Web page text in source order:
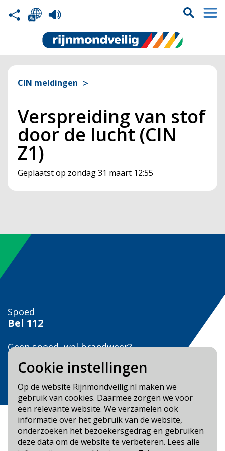
Cookie instellingen
Op de website Rijnmondveilig.nl maken we
gebruik van cookies. Daarmee zorgen we voor
een relevante website. We verzamelen ook
informatie over het gebruik van de website,
onderzoeken het bezoekersgedrag en gebruiken
deze data om de website te verbeteren. Lees alle
CIN meldingen
Verspreiding van stof
door de lucht (CIN
Z1)
Geplaatst op zondag 31 maart 12:55
Spoed
Bel 112
Geen spoed, wel brandweer?
Bel
Veilig Leven?
Bel 0900-8387